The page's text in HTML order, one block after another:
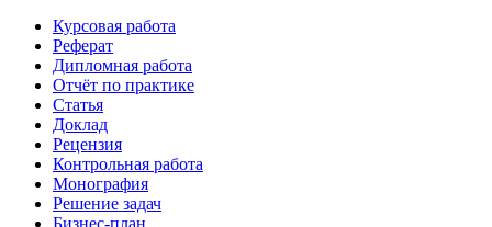
Курсовая работа
Реферат
Дипломная работа
Отчёт по практике
Статья
Доклад
Рецензия
Контрольная работа
Монография
Решение задач
Бизнес-план